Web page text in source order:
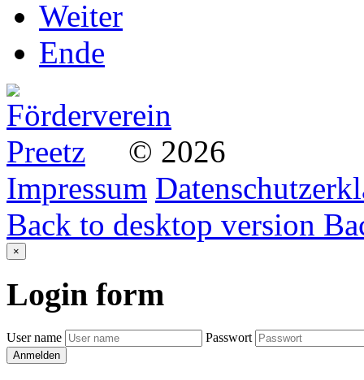
Weiter
Ende
© 2026
Impressum
Back to desktop version
×
Login form
User name Passwort
Anmelden